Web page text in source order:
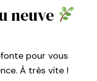
neuve
pour vous
À très vite !